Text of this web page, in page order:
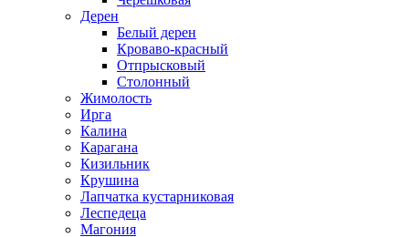
Дерен
Белый дерен
Кроваво-красный
Отпрысковый
Столонный
Жимолость
Ирга
Калина
Карагана
Кизильник
Крушина
Лапчатка кустарниковая
Леспедеца
Магония